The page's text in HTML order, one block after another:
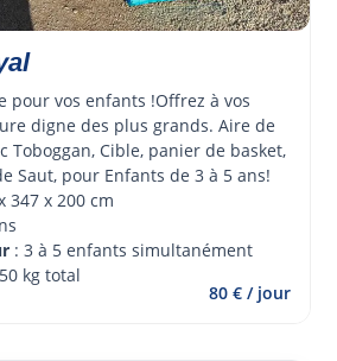
pour vos enfants !Offrez à vos
digne des plus grands. Aire de
Toboggan, Cible, panier de basket,
Saut, pour Enfants de 3 à 5 ans!
347 x 200 cm
: 3 à 5 enfants simultanément
kg total
80 € / jour